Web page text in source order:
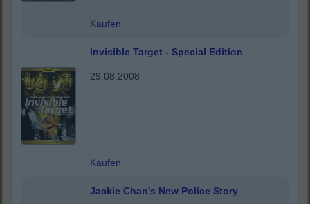
Kaufen
Invisible Target - Special Edition
29.08.2008
Kaufen
Jackie Chan's New Police Story